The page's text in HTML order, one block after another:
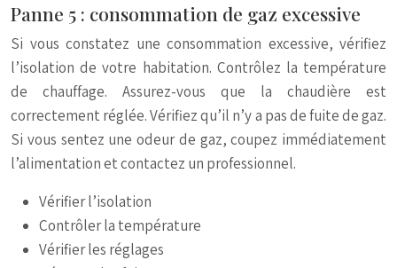
Panne 5 : consommation de gaz excessive
Si vous constatez une consommation excessive, vérifiez
l’isolation de votre habitation. Contrôlez la température
de chauffage. Assurez-vous que la chaudière est
correctement réglée. Vérifiez qu’il n’y a pas de fuite de gaz.
Si vous sentez une odeur de gaz, coupez immédiatement
l’alimentation et contactez un professionnel.
Vérifier l’isolation
Contrôler la température
Vérifier les réglages